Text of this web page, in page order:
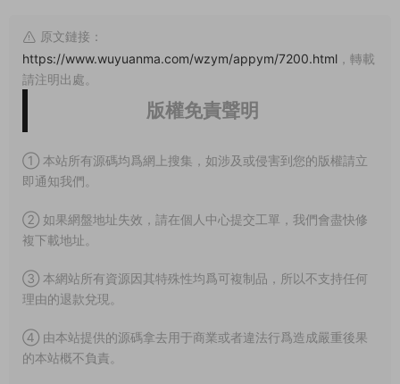
原文鏈接：
https://www.wuyuanma.com/wzym/appym/7200.html ，轉載
請注明出處。
版權免責聲明
① 本站所有源碼均爲網上搜集，如涉及或侵害到您的版權請立
即通知我們。
② 如果網盤地址失效，請在個人中心提交工單，我們會盡快修
複下載地址。
③ 本網站所有資源因其特殊性均爲可複制品，所以不支持任何
理由的退款兌現。
④ 由本站提供的源碼拿去用于商業或者違法行爲造成嚴重後果
的本站概不負責。